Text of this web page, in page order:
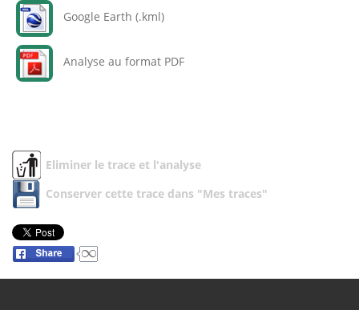
Google Earth (.kml)
Analyse au format PDF
Eliminer le trace et l'analyse
Conserver cette trace dans "Mes traces"